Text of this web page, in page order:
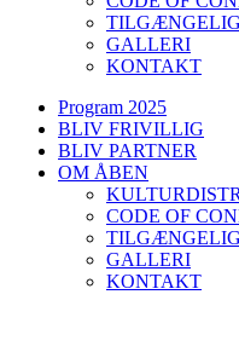
GALLERI
KONTAKT
Program 2025
BLIV FRIVILLIG
BLIV PARTNER
OM ÅBEN
CODE OF
GALLERI
KONTAKT